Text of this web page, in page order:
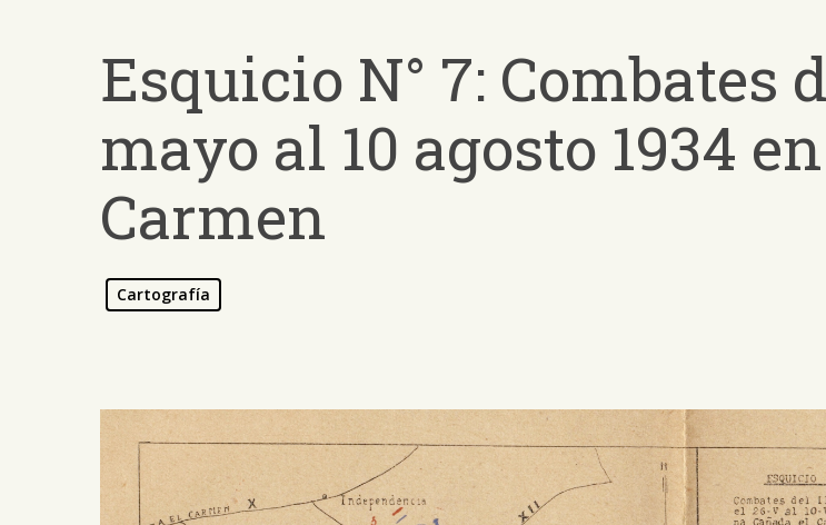
Presiona ENTER para buscar o ESC para salir -
Esquicio N° 7: Combates
mayo al 10 agosto 1934
Carmen
Cartografía